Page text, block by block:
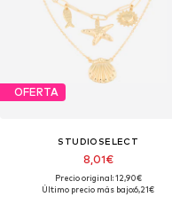
OFERTA
STUDIOSELECT
8,01€
Precio original: 12,90€
Último precio más bajo:6,21€